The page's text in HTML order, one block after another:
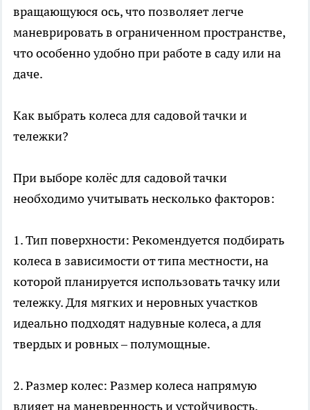
вращающуюся ось, что позволяет легче
маневрировать в ограниченном пространстве,
что особенно удобно при работе в саду или на
даче.
Как выбрать колеса для садовой тачки и
тележки?
При выборе колёс для садовой тачки
необходимо учитывать несколько факторов:
1. Тип поверхности: Рекомендуется подбирать
колеса в зависимости от типа местности, на
которой планируется использовать тачку или
тележку. Для мягких и неровных участков
идеально подходят надувные колеса, а для
твердых и ровных – полумощные.
2. Размер колес: Размер колеса напрямую
влияет на маневренность и устойчивость.